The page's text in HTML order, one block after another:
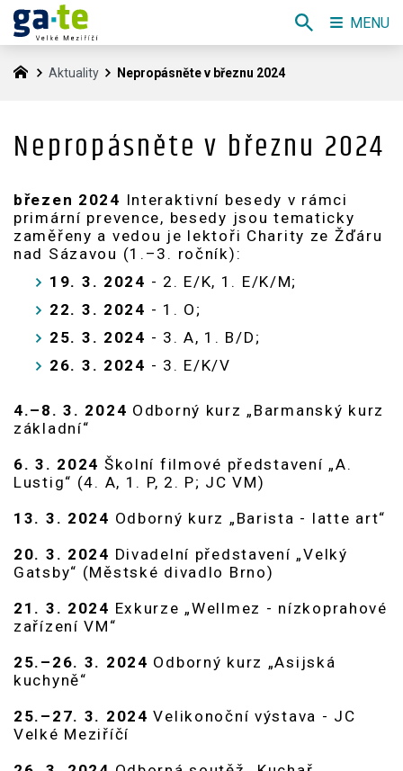
Aktuality Nepropásněte v březnu 2024
Nepropásněte v březnu 2024
březen 2024 Interaktivní besedy v rámci
primární prevence, besedy jsou tematicky
zaměřeny a vedou je lektoři Charity ze Žďáru
nad Sázavou (1.–3. ročník):
19. 3. 2024 - 2. E/K, 1. E/K/M;
22. 3. 2024 - 1. O;
25. 3. 2024 - 3. A, 1. B/D;
26. 3. 2024 - 3. E/K/V
4.–8. 3. 2024 Odborný kurz „Barmanský kurz
základní“
6. 3. 2024 Školní filmové představení „A.
Lustig“ (4. A, 1. P, 2. P; JC VM)
13. 3. 2024 Odborný kurz „Barista - latte art“
20. 3. 2024 Divadelní představení „Velký
Gatsby“ (Městské divadlo Brno)
21. 3. 2024 Exkurze „Wellmez - nízkoprahové
zařízení VM“
25.–26. 3. 2024 Odborný kurz „Asijská
kuchyně“
25.–27. 3. 2024 Velikonoční výstava - JC
Velké Meziříčí
MENU